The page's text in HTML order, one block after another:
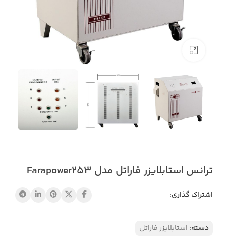
ترانس استابلایزر فاراتل مدل Farapower253
اشتراک گذاری:
دسته: استابلایزر فاراتل